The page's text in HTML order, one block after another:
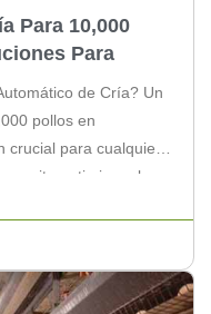
Para 10,000
Para
de Cría? Un
pollos en
para cualquier
optimizar el